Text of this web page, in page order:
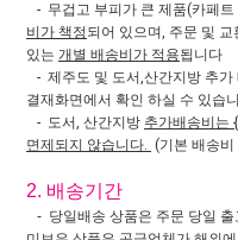
- 무겁고 부피가 큰 제품(카페트
비가 책정되어 있으며, 주문 및
있는 개별 배송비가 적용됩니다
- 제주도 및 도서,산간지방 추가
결재화면에서 확인 하실 수 있습
- 도서, 산간지방 추가배송비는
면제되지 않습니다. (기본 배송
2. 배송기간
- 당일배송 상품은 주문 당일 출